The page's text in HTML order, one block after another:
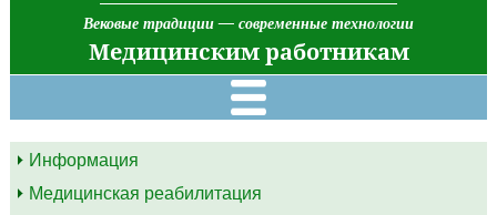
Вековые традиции — современные технологии
Медицинским работникам
Информация
Медицинская реабилитация